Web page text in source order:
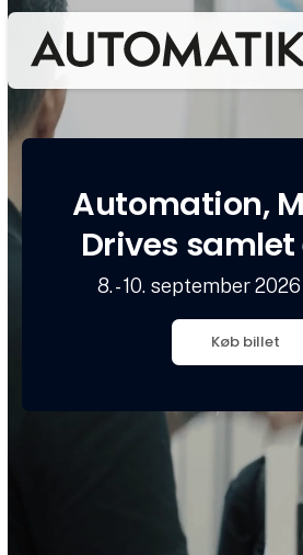
Automation,
Drives
8. - 10. september
Køb billet